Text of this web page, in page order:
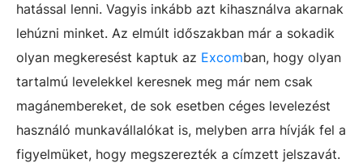
hatással lenni. Vagyis inkább azt kihasználva akarnak
lehúzni minket. Az elmúlt időszakban már a sokadik
olyan megkeresést kaptuk az Excomban, hogy olyan
tartalmú levelekkel keresnek meg már nem csak
magánembereket, de sok esetben céges levelezést
használó munkavállalókat is, melyben arra hívják fel a
figyelmüket, hogy megszerezték a címzett jelszavát.